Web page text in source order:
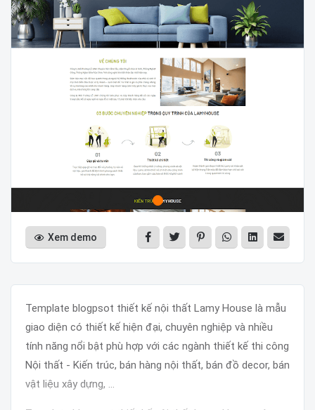
Xem demo
Template blogpsot thiết kế nội thất Lamy House là mẫu
giao diện có thiết kế hiện đại, chuyên nghiệp và nhiều
tính năng nổi bật phù hợp với các ngành thiết kế thi công
Nội thất - Kiến trúc, bán hàng nội thất, bán đồ decor, bán
vật liệu xây dựng, ...